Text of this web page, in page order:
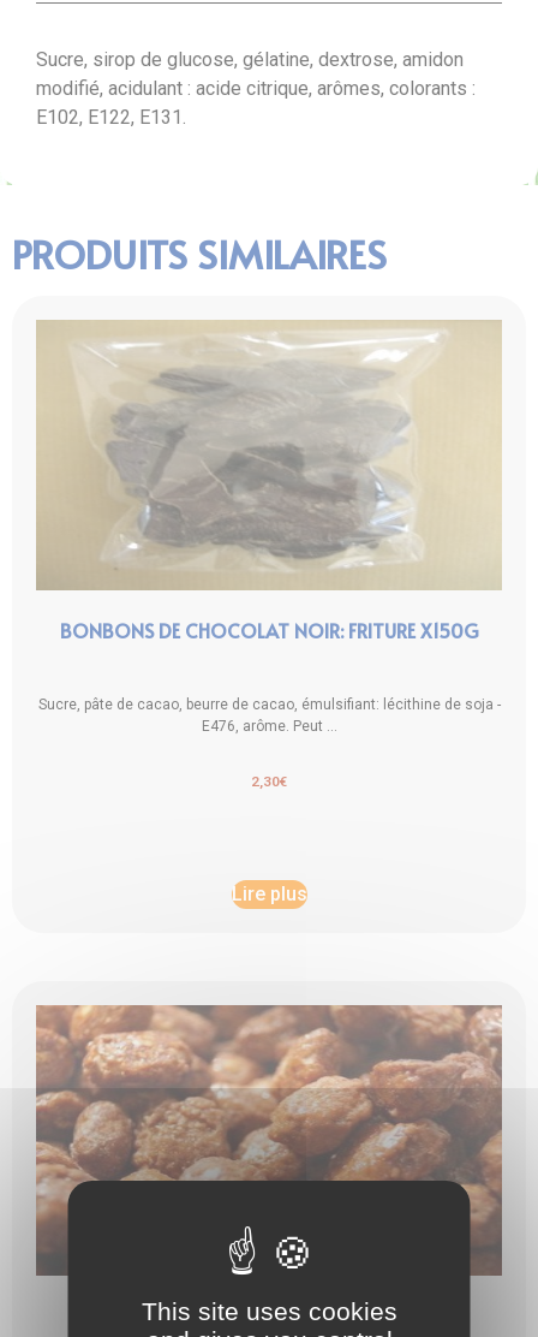
Sucre, sirop de glucose, gélatine, dextrose, amidon
modifié, acidulant : acide citrique, arômes, colorants :
E102, E122, E131.
PRODUITS SIMILAIRES
BONBONS DE CHOCOLAT NOIR: FRITURE X150G
Sucre, pâte de cacao, beurre de cacao, émulsifiant: lécithine de soja -
E476, arôme. Peut ...
2,30€
Lire plus
ARACHIDES SUCRÉES X215G
This site uses cookies